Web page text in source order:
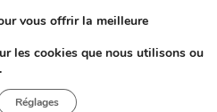
vous offrir la meilleure
les cookies que nous utilisons ou
.
Réglages